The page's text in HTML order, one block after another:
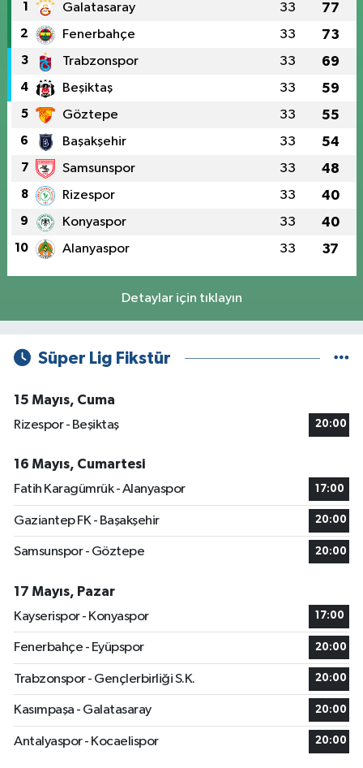
1 Galatasaray 33 77
2 Fenerbahçe 33 73
3 Trabzonspor 33 69
4 Beşiktaş 33 59
5 Göztepe 33 55
6 Başakşehir 33 54
7 Samsunspor 33 48
8 Rizespor 33 40
9 Konyaspor 33 40
10 Alanyaspor 33 37
Detaylar için tıklayın
Süper Lig Fikstür
15 Mayıs, Cuma
Rizespor - Beşiktaş
20:00
16 Mayıs, Cumartesi
Fatih Karagümrük - Alanyaspor
17:00
Gaziantep FK - Başakşehir 20:00
Samsunspor - Göztepe 20:00
17 Mayıs, Pazar
Kayserispor - Konyaspor
17:00
Fenerbahçe - Eyüpspor 20:00
Trabzonspor - Gençlerbirliği S.K. 20:00
Kasımpaşa - Galatasaray 20:00
Antalyaspor - Kocaelispor 20:00